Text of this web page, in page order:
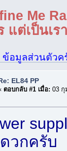
Me
แต่เป็นเ
ข้อมูลส่วนตัวค
EL84 PP
ตอบกลับ #1 เมื่อ: 03 กุ
วกครับ